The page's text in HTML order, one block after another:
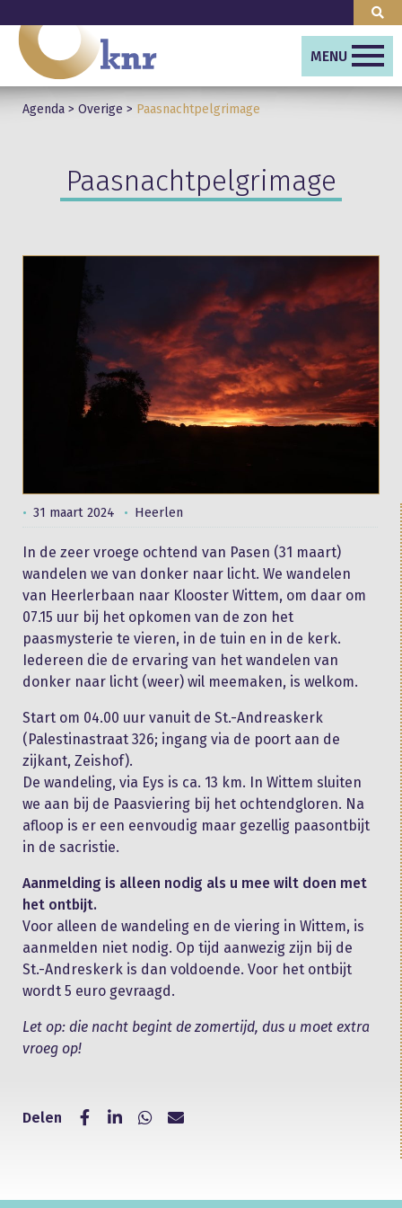
MENU
Agenda > Overige > Paasnachtpelgrimage
Paasnachtpelgrimage
31 maart 2024 Heerlen
In de zeer vroege ochtend van Pasen (31 maart)
wandelen we van donker naar licht. We wandelen
van Heerlerbaan naar Klooster Wittem, om daar om
07.15 uur bij het opkomen van de zon het
paasmysterie te vieren, in de tuin en in de kerk.
Iedereen die de ervaring van het wandelen van
donker naar licht (weer) wil meemaken, is welkom.
Start om 04.00 uur vanuit de St.-Andreaskerk
(Palestinastraat 326; ingang via de poort aan de
zijkant, Zeishof).
De wandeling, via Eys is ca. 13 km. In Wittem sluiten
we aan bij de Paasviering bij het ochtendgloren. Na
afloop is er een eenvoudig maar gezellig paasontbijt
in de sacristie.
Aanmelding is alleen nodig als u mee wilt doen met
het ontbijt.
Voor alleen de wandeling en de viering in Wittem, is
aanmelden niet nodig. Op tijd aanwezig zijn bij de
St.-Andreskerk is dan voldoende. Voor het ontbijt
wordt 5 euro gevraagd.
Let op: die nacht begint de zomertijd, dus u moet extra
vroeg op!
Delen